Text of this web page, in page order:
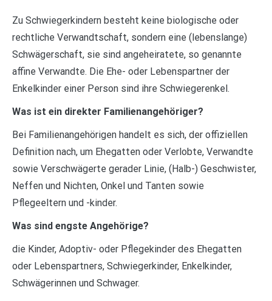
Zu Schwiegerkindern besteht keine biologische oder
rechtliche Verwandtschaft, sondern eine (lebenslange)
Schwägerschaft, sie sind angeheiratete, so genannte
affine Verwandte. Die Ehe- oder Lebenspartner der
Enkelkinder einer Person sind ihre Schwiegerenkel.
Was ist ein direkter Familienangehöriger?
Bei Familienangehörigen handelt es sich, der offiziellen
Definition nach, um Ehegatten oder Verlobte, Verwandte
sowie Verschwägerte gerader Linie, (Halb-) Geschwister,
Neffen und Nichten, Onkel und Tanten sowie
Pflegeeltern und -kinder.
Was sind engste Angehörige?
die Kinder, Adoptiv- oder Pflegekinder des Ehegatten
oder Lebenspartners, Schwiegerkinder, Enkelkinder,
Schwägerinnen und Schwager.